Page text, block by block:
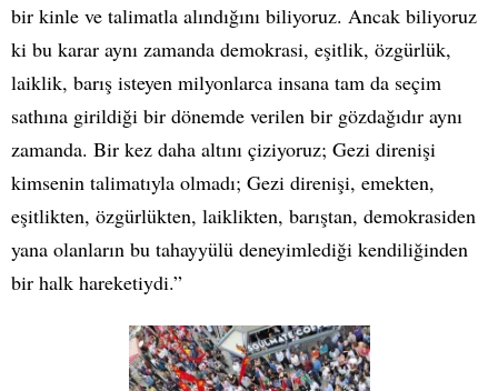
bir kinle ve talimatla alındığını biliyoruz. Ancak biliyoruz
ki bu karar aynı zamanda demokrasi, eşitlik, özgürlük,
laiklik, barış isteyen milyonlarca insana tam da seçim
sathına girildiği bir dönemde verilen bir gözdağıdır aynı
zamanda. Bir kez daha altını çiziyoruz; Gezi direnişi
kimsenin talimatıyla olmadı; Gezi direnişi, emekten,
eşitlikten, özgürlükten, laiklikten, barıştan, demokrasiden
yana olanların bu tahayyülü deneyimlediği kendiliğinden
bir halk hareketiydi.”